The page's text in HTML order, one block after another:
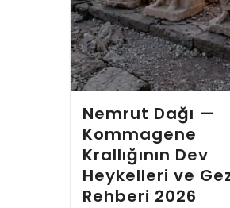
Nemrut Dağı —
Kommagene
Krallığının Dev
Heykelleri ve
Rehberi 2026